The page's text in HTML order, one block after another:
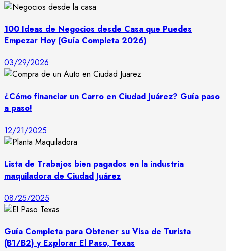
100 Ideas de Negocios desde Casa que Puedes
Empezar Hoy (Guía Completa 2026)
03/29/2026
¿Cómo financiar un Carro en Ciudad Juárez? Guía paso
a paso!
12/21/2025
Lista de Trabajos bien pagados en la industria
maquiladora de Ciudad Juárez
08/25/2025
Guía Completa para Obtener su Visa de Turista
(B1/B2) y Explorar El Paso, Texas